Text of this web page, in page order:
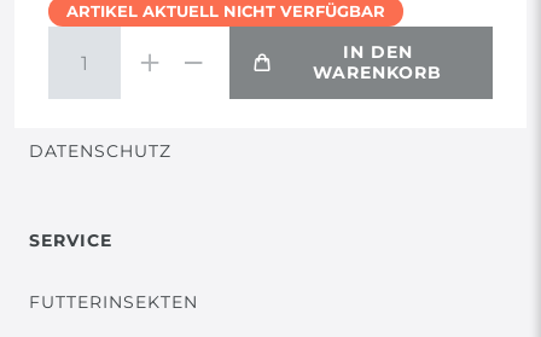
ARTIKEL AKTUELL NICHT VERFÜGBAR
IN DEN
WARENKORB
WIDERRUF
DATENSCHUTZ
SERVICE
FUTTERINSEKTEN